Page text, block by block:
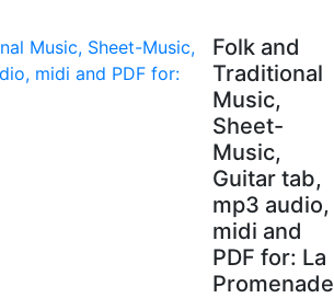
Folk and
Traditional
Music,
Sheet-
Music,
Guitar tab,
mp3 audio,
midi and
PDF for: La
Promenade